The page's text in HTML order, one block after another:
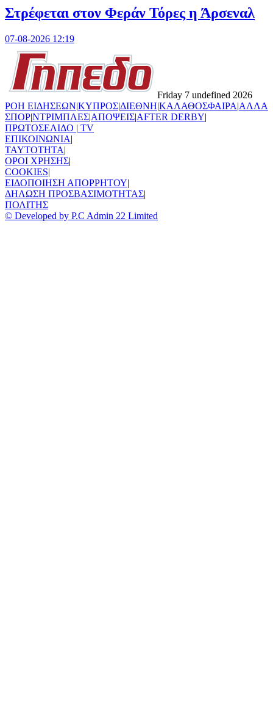
Στρέφεται στον Φεράν Τόρες η Άρσεναλ
07-08-2026 12:19
Friday 7 undefined 2026
ΡΟΗ ΕΙΔΗΣΕΩΝ|ΚΥΠΡΟΣ|ΔΙΕΘΝΗ|ΚΑΛΑΘΟΣΦΑΙΡΑ|ΑΛΛΑ
ΣΠΟΡ|ΝΤΡΙΜΠΛΕΣ|ΑΠΟΨΕΙΣ|AFTER DERBY|
ΠΡΩΤΟΣΕΛΙΔΟ | TV
ΕΠΙΚΟΙΝΩΝΙΑ|
TAYTOTHTA|
ΟΡΟΙ ΧΡΗΣΗΣ|
COOKIES|
ΕΙΔΟΠΟΙΗΣΗ ΑΠΟΡΡΗΤΟΥ|
ΔΗΛΩΣΗ ΠΡΟΣΒΑΣΙΜΟΤΗΤΑΣ|
ΠΟΛΙΤΗΣ
© Developed by P.C Admin 22 Limited